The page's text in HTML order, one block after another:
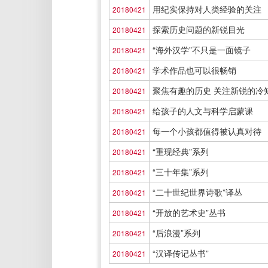
20180421 用纪实保持对人类经验的关注
20180421 探索历史问题的新锐目光
20180421 “海外汉学”不只是一面镜子
20180421 学术作品也可以很畅销
20180421 聚焦有趣的历史 关注新锐的冷
20180421 给孩子的人文与科学启蒙课
20180421 每一个小孩都值得被认真对待
20180421 “重现经典”系列
20180421 “三十年集”系列
20180421 “二十世纪世界诗歌”译丛
20180421 “开放的艺术史”丛书
20180421 “后浪漫”系列
20180421 “汉译传记丛书”